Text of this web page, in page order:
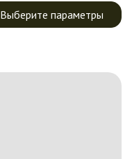
Выберите параметры